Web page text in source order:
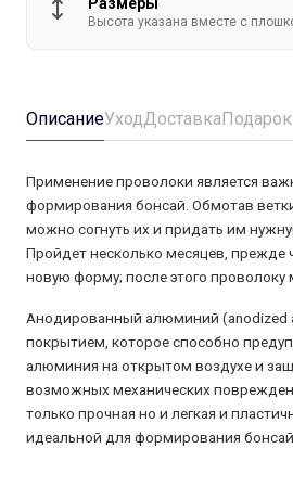
Высота указана вместе с
ОписаниеУходДоставкаПодарок
Применение проволоки является
формирования бонсай. Обмотав
можно согнуть их и придать им
Пройдет несколько месяцев, прежде
новую форму; после этого проволоку
Анодированный алюминий (anodized
покрытием, которое способно
алюминия на открытом воздухе и
возможных механических
только прочная но и легкая и
идеальной для формирования бонсай.